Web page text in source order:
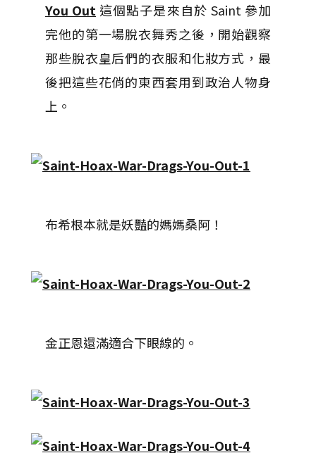
You Out 這個點子是來自於 Saint 參加
完他的第一場脫衣舞秀之後，開始觀察
那些脫衣皇后們的衣服和化妝方式，最
後把這些花俏的東西套用到政治人物身
上。
布希根本就是妖豔的媽媽桑阿！
金正恩還滿適合下眼線的。